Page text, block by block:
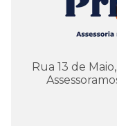
Rua 13 de